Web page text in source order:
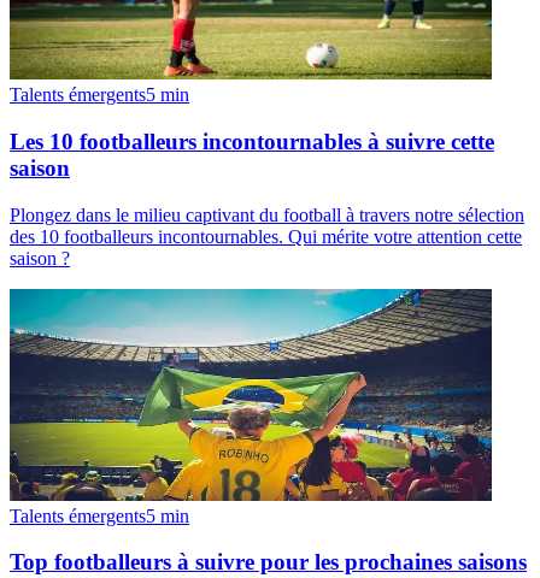
Talents émergents5 min
Les 10 footballeurs incontournables à suivre cette
saison
Plongez dans le milieu captivant du football à travers notre sélection
des 10 footballeurs incontournables. Qui mérite votre attention cette
saison ?
Talents émergents5 min
Top footballeurs à suivre pour les prochaines saisons